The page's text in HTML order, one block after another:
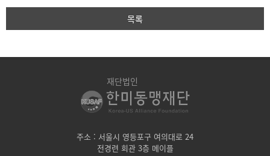
목록
재단법인
주소 : 서울시 영등포구 여의대로 24
전경련 회관 3층 메이플